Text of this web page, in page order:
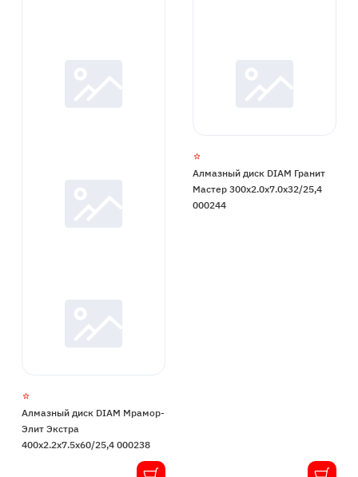
Алмазный диск DIAM Мрамор-
Элит Экстра
400x2.2x7.5x60/25,4 000238
Алмазный диск DIAM Гранит
Мастер 300x2.0x7.0x32/25,4
000244